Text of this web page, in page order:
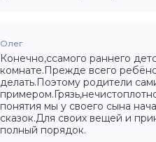
Олег
Конечно,ссамого раннего
комнате.Прежде всего
делать.Поэтому родители
понятия мы у своего сына
сказок.Для своих вещей и
полный порядок.